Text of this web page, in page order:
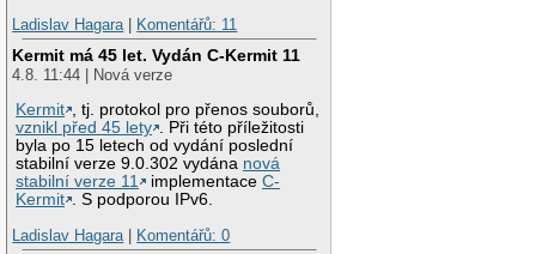
Ladislav Hagara | Komentářů: 11
Kermit má 45 let. Vydán C-Kermit 11
4.8. 11:44 | Nová verze
Kermit , tj. protokol pro přenos souborů,
vznikl před 45 lety . Při této příležitosti
byla po 15 letech od vydání poslední
stabilní verze 9.0.302 vydána nová
stabilní verze 11
implementaceC-
Kermit . S podporou IPv6.
Ladislav Hagara | Komentářů: 0